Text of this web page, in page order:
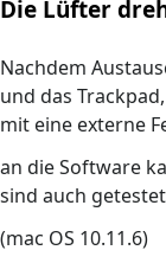
Die Lüfter
Nachdem
und das
mit eine externe
an die Software
sind auch
(mac OS 10.11.6)